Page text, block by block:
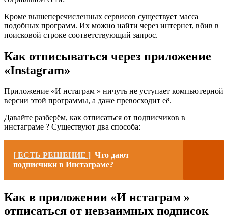
Кроме вышеперечисленных сервисов существует масса
подобных программ. Их можно найти через интернет, вбив в
поисковой строке соответствующий запрос.
Как отписываться через приложение
«Instagram»
Приложение «И нстаграм » ничуть не уступает компьютерной
версии этой программы, а даже превосходит её.
Давайте разберём, как отписаться от подписчиков в
инстаграме ? Существуют два способа:
[ ЕСТЬ РЕШЕНИЕ ] Что дают
подписчики в Инстаграме?
Как в приложении «И нстаграм »
отписаться от невзаимных подписок